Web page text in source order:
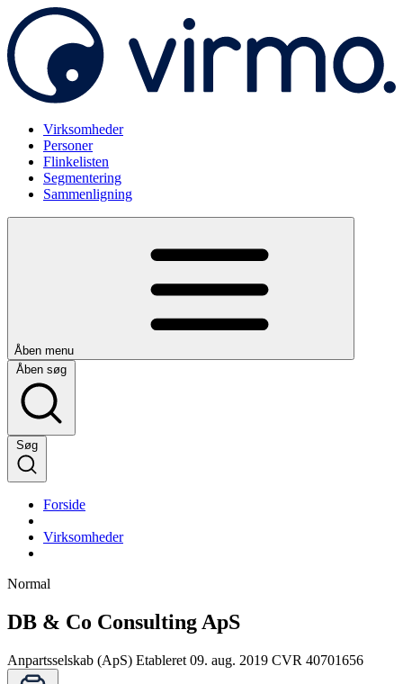
Virksomheder
Personer
Flinkelisten
Segmentering
Sammenligning
Åben menu
Åben søg
Søg
Forside
Virksomheder
Normal
DB & Co Consulting ApS
Anpartsselskab (ApS) Etableret 09. aug. 2019 CVR 40701656